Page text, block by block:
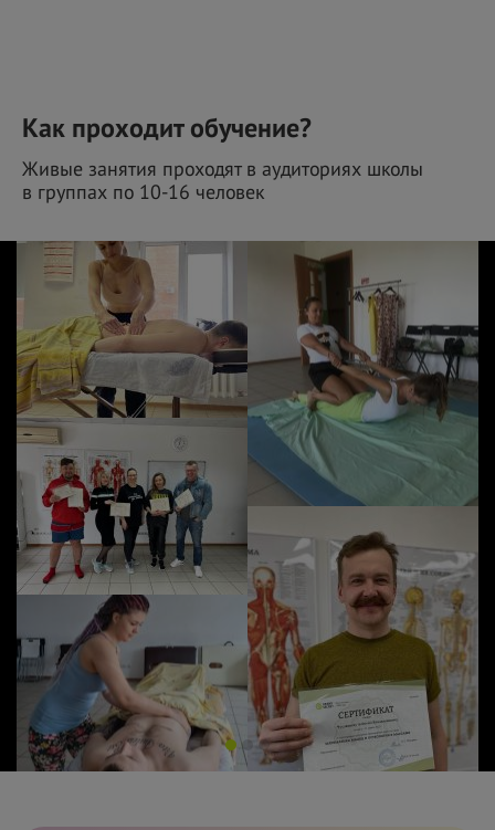
Как проходит обучение?
Живые занятия проходят в аудиториях школы
в группах по 10-16 человек